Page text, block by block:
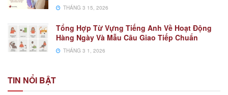
THÁNG 3 15, 2026
Tổng Hợp Từ Vựng Tiếng Anh Về Hoạt Động
Hàng Ngày Và Mẫu Câu Giao Tiếp Chuẩn
THÁNG 3 1, 2026
TIN NỔI BẬT